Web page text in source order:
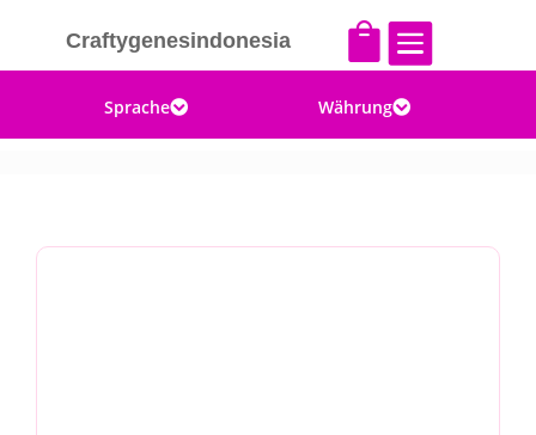
Craftygenesindonesia  
Sprache Währung